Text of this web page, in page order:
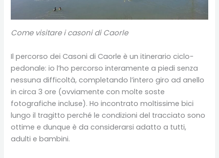
Come visitare i casoni di Caorle
Il percorso dei Casoni di Caorle è un itinerario ciclo-
pedonale: io l’ho percorso interamente a piedi senza
nessuna difficoltà, completando l’intero giro ad anello
in circa 3 ore (ovviamente con molte soste
fotografiche incluse). Ho incontrato moltissime bici
lungo il tragitto perché le condizioni del tracciato sono
ottime e dunque è da considerarsi adatto a tutti,
adulti e bambini.